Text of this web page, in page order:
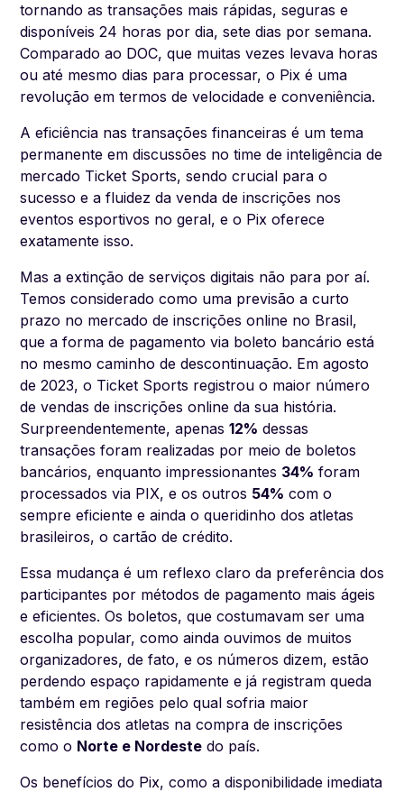
tornando as transações mais rápidas, seguras e
disponíveis 24 horas por dia, sete dias por semana.
Comparado ao DOC, que muitas vezes levava horas
ou até mesmo dias para processar, o Pix é uma
revolução em termos de velocidade e conveniência.
A eficiência nas transações financeiras é um tema
permanente em discussões no time de inteligência de
mercado Ticket Sports, sendo crucial para o
sucesso e a fluidez da venda de inscrições nos
eventos esportivos no geral, e o Pix oferece
exatamente isso.
Mas a extinção de serviços digitais não para por aí.
Temos considerado como uma previsão a curto
prazo no mercado de inscrições online no Brasil,
que a forma de pagamento via boleto bancário está
no mesmo caminho de descontinuação. Em agosto
de 2023, o Ticket Sports registrou o maior número
de vendas de inscrições online da sua história.
Surpreendentemente, apenas 12% dessas
transações foram realizadas por meio de boletos
bancários, enquanto impressionantes 34% foram
processados via PIX, e os outros 54% com o
sempre eficiente e ainda o queridinho dos atletas
brasileiros, o cartão de crédito.
Essa mudança é um reflexo claro da preferência dos
participantes por métodos de pagamento mais ágeis
e eficientes. Os boletos, que costumavam ser uma
escolha popular, como ainda ouvimos de muitos
organizadores, de fato, e os números dizem, estão
perdendo espaço rapidamente e já registram queda
também em regiões pelo qual sofria maior
resistência dos atletas na compra de inscrições
como o Norte e Nordeste do país.
Os benefícios do Pix, como a disponibilidade imediata